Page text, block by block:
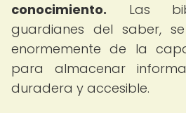
conocimiento. Las
guardianes del saber,
enormemente de la
para almacenar
duradera y accesible.